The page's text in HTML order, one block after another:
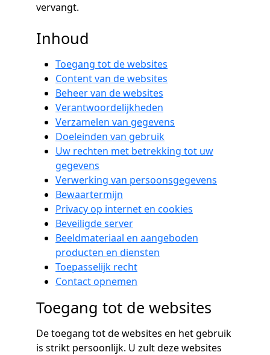
vervangt.
Inhoud
Toegang tot de websites
Content van de websites
Beheer van de websites
Verantwoordelijkheden
Verzamelen van gegevens
Doeleinden van gebruik
Uw rechten met betrekking tot uw
gegevens
Verwerking van persoonsgegevens
Bewaartermijn
Privacy op internet en cookies
Beveiligde server
Beeldmateriaal en aangeboden
producten en diensten
Toepasselijk recht
Contact opnemen
Toegang tot de websites
De toegang tot de websites en het gebruik
is strikt persoonlijk. U zult deze websites